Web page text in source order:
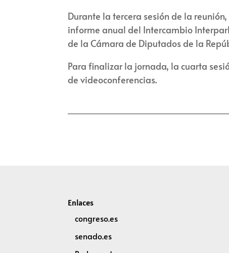
Durante la tercera sesión de la
informe anual del Intercambio
de la Cámara de Diputados de la
Para finalizar la jornada, la cuarta
de videoconferencias.
Enlaces
congreso.es
senado.es